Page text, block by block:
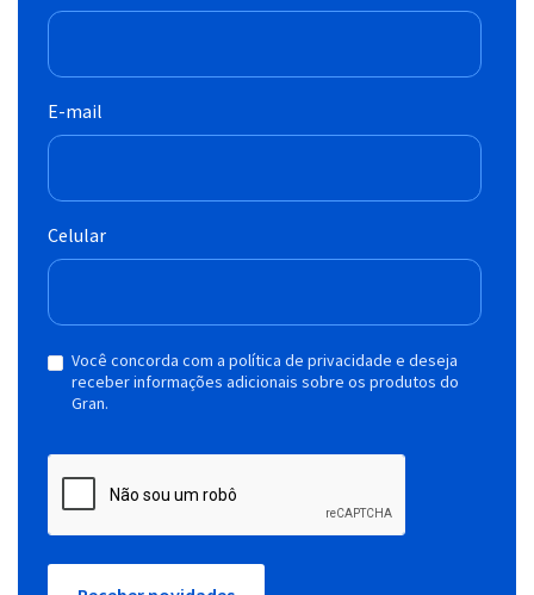
E-mail
Celular
Você concorda com a política de privacidade e deseja
receber informações adicionais sobre os produtos do
Gran.